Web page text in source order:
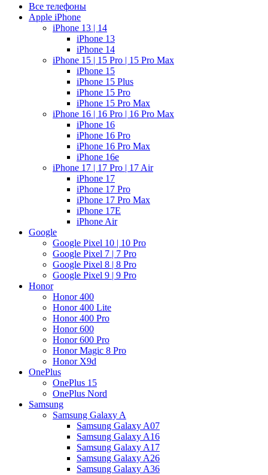
Все телефоны
Apple iPhone
iPhone 13 | 14
iPhone 13
iPhone 14
iPhone 15 | 15 Pro | 15 Pro Max
iPhone 15
iPhone 15 Plus
iPhone 15 Pro
iPhone 15 Pro Max
iPhone 16 | 16 Pro | 16 Pro Max
iPhone 16
iPhone 16 Pro
iPhone 16 Pro Max
iPhone 16e
iPhone 17 | 17 Pro | 17 Air
iPhone 17
iPhone 17 Pro
iPhone 17 Pro Max
iPhone 17E
iPhone Air
Google
Google Pixel 10 | 10 Pro
Google Pixel 7 | 7 Pro
Google Pixel 8 | 8 Pro
Google Pixel 9 | 9 Pro
Honor
Honor 400
Honor 400 Lite
Honor 400 Pro
Honor 600
Honor 600 Pro
Honor Magic 8 Pro
Honor X9d
OnePlus
OnePlus 15
OnePlus Nord
Samsung
Samsung Galaxy A
Samsung Galaxy A07
Samsung Galaxy A16
Samsung Galaxy A17
Samsung Galaxy A26
Samsung Galaxy A36